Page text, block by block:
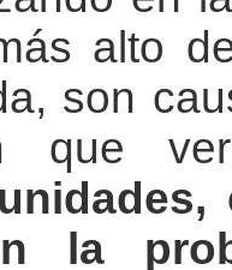
alto
son
que
la